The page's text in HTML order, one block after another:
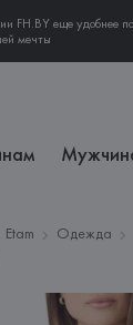
FH.BY еще удобнее
мечты
Etam Одежда